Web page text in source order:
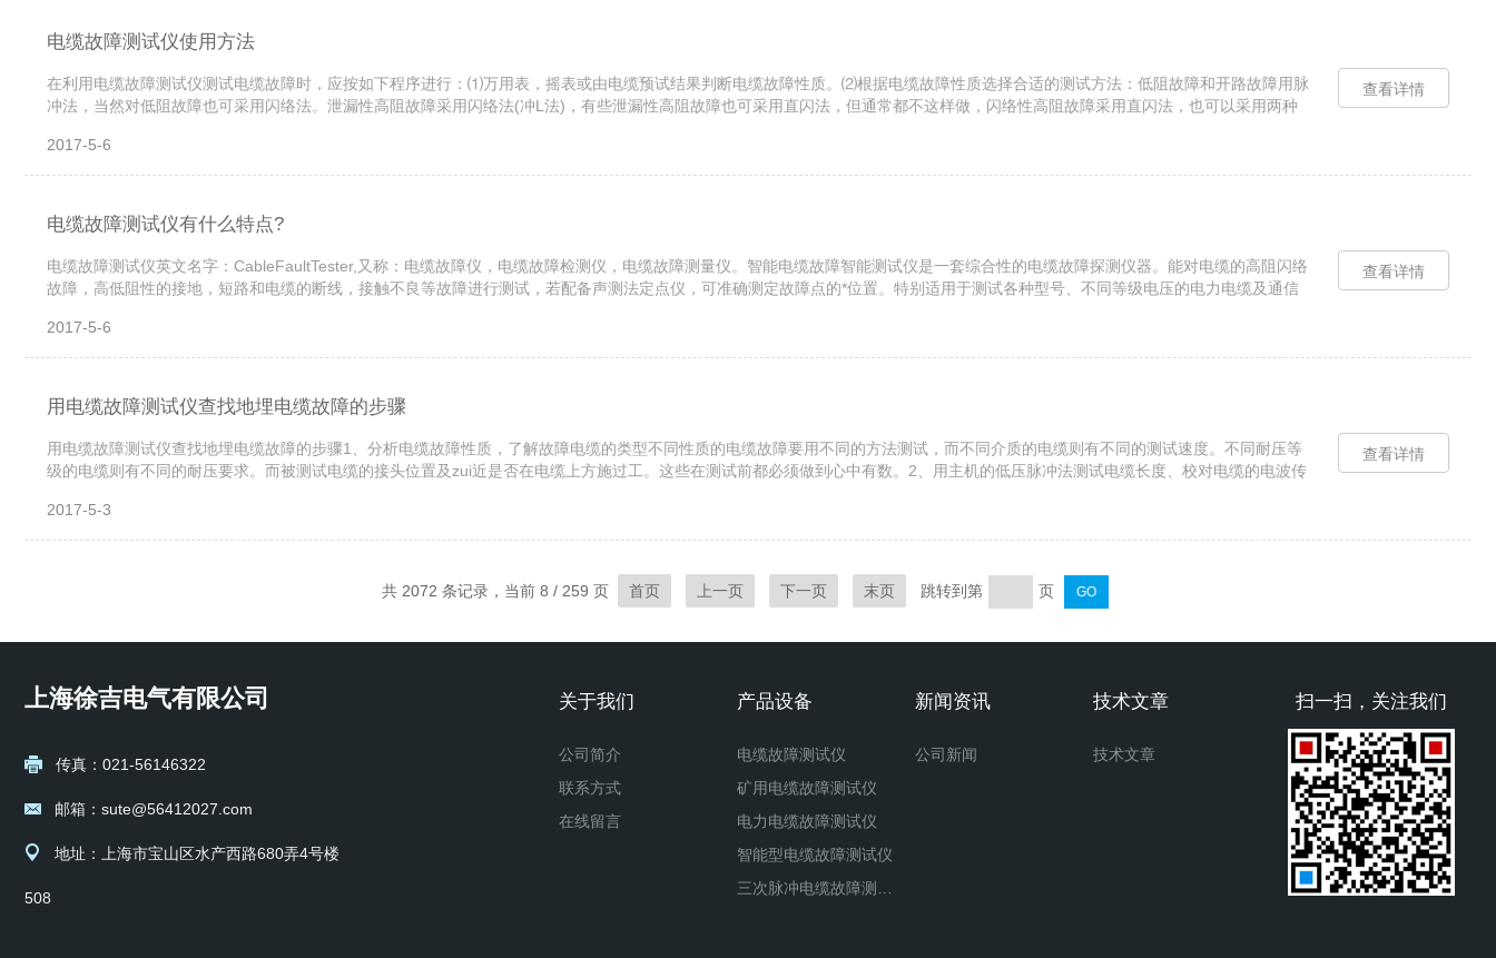
电缆故障测试仪使用方法
在利用电缆故障测试仪测试电缆故障时，应按如下程序进行：⑴万用表，摇表或由电缆预试结果判断电缆故障性质。⑵根据电缆故障性质选择合适的测试方法：低阻故障和开路故障用脉
冲法，当然对低阻故障也可采用闪络法。泄漏性高阻故障采用闪络法(冲L法)，有些泄漏性高阻故障也可采用直闪法，但通常都不这样做，闪络性高阻故障采用直闪法，也可以采用两种
2017-5-6
查看详情
电缆故障测试仪有什么特点?
电缆故障测试仪英文名字：CableFaultTester,又称：电缆故障仪，电缆故障检测仪，电缆故障测量仪。智能电缆故障智能测试仪是一套综合性的电缆故障探测仪器。能对电缆的高阻闪络
故障，高低阻性的接地，短路和电缆的断线，接触不良等故障进行测试，若配备声测法定点仪，可准确测定故障点的*位置。特别适用于测试各种型号、不同等级电压的电力电缆及通信
2017-5-6
查看详情
用电缆故障测试仪查找地埋电缆故障的步骤
用电缆故障测试仪查找地埋电缆故障的步骤1、分析电缆故障性质，了解故障电缆的类型不同性质的电缆故障要用不同的方法测试，而不同介质的电缆则有不同的测试速度。不同耐压等
级的电缆则有不同的耐压要求。而被测试电缆的接头位置及zui近是否在电缆上方施过工。这些在测试前都必须做到心中有数。2、用主机的低压脉冲法测试电缆长度、校对电缆的电波传
2017-5-3
查看详情
共 2072 条记录，当前 8 / 259 页 首页 上一页 下一页 末页 跳转到第 页
上海徐吉电气有限公司
传真：021-56146322
邮箱：sute@56412027.com
地址：上海市宝山区水产西路680弄4号楼
508
扫一扫，关注我们
关于我们
公司简介
联系方式
在线留言
产品设备
电缆故障测试仪
矿用电缆故障测试仪
电力电缆故障测试仪
智能型电缆故障测试仪
新闻资讯
公司新闻
技术文章
技术文章